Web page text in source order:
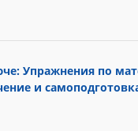
Упражнения по
и